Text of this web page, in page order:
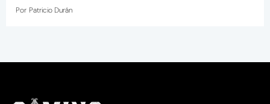
Por Patricio Durán